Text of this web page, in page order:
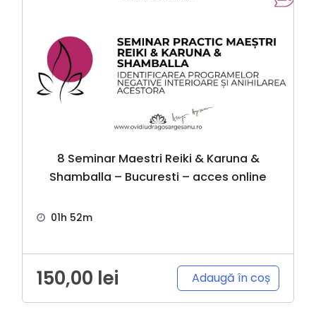
8 Seminar Maestri Reiki & Karuna &
Shamballa – Bucuresti – acces online
01h 52m
150,00 lei Adaugă în coș